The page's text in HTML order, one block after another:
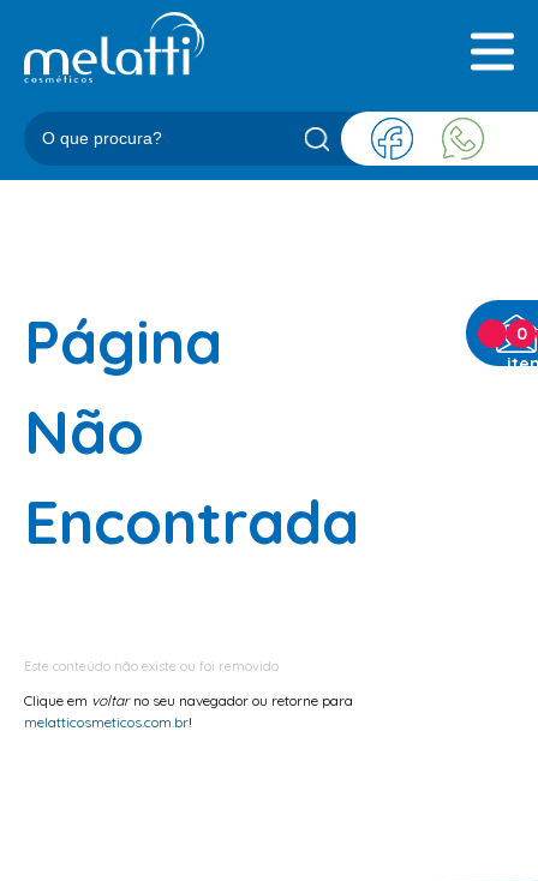
REPRESENTANTES
BLEND
0
Página
Não
Encontrada
Este conteúdo não existe ou foi removido
Clique em voltarno seu navegador ou retorne para
melatticosmeticos.com.br!